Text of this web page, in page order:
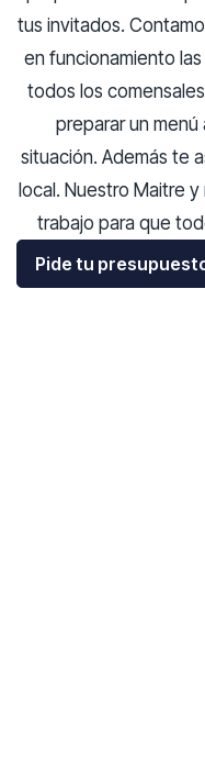
tus invitados.
en funcionamiento
todos los
preparar un
situación. Además te
local. Nuestro Maitre
trabajo para que
Pide tu